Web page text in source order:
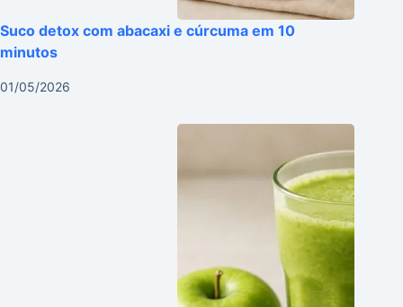
Suco detox com abacaxi e cúrcuma em 10
minutos
01/05/2026